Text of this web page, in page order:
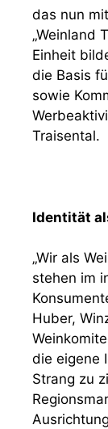
das nun
„Weinland
Einheit
die Basis
sowie
Traisental.
Identität
„Wir als
stehen im
Huber,
die eigene
Strang zu